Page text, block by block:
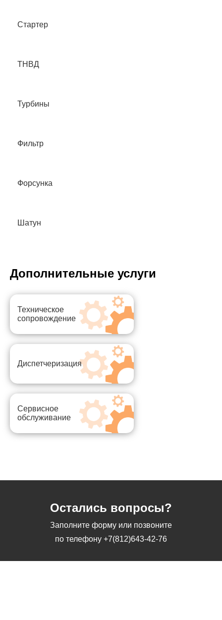
Стартер
ТНВД
Турбины
Фильтр
Форсунка
Шатун
Дополнительные услуги
Техническое
сопровождение
Диспетчеризация
Сервисное
обслуживание
Остались вопросы?
Заполните форму или позвоните
по телефону +7(812)643-42-76